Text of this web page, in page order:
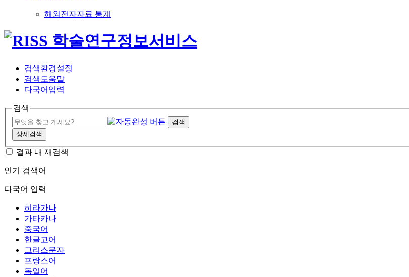
해외전자자료 통계
검색환경설정
검색도움말
다국어입력
검색
검색
상세검색
결과 내 재검색
인기 검색어
다국어 입력
히라가나
가타카나
중국어
한글고어
그리스문자
프랑스어
독일어